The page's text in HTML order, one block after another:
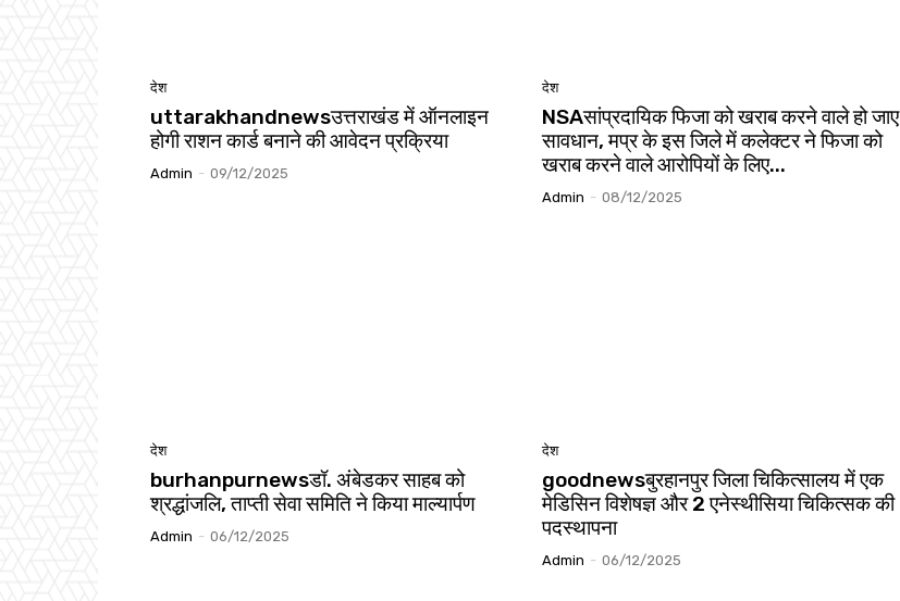
देश
uttarakhandnewsउत्तराखंड में ऑनलाइन
होगी राशन कार्ड बनाने की आवेदन प्रक्रिया
Admin - 09/12/2025
देश
NSAसांप्रदायिक फिजा को खराब करने वाले हो जाए
सावधान, मप्र के इस जिले में कलेक्टर ने फिजा को
खराब करने वाले आरोपियों के लिए...
Admin - 08/12/2025
देश
burhanpurnewsडॉ. अंबेडकर साहब को
श्रद्धांजलि, ताप्ती सेवा समिति ने किया माल्यार्पण
Admin - 06/12/2025
देश
goodnewsबुरहानपुर जिला चिकित्सालय में एक
मेडिसिन विशेषज्ञ और 2 एनेस्थीसिया चिकित्सक की
पदस्थापना
Admin - 06/12/2025